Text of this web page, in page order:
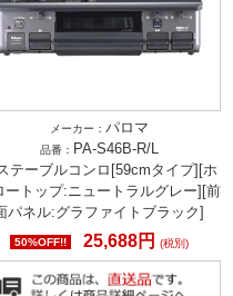
メーカー： パロマ
品番： PA-S46B-R/L
テーブルコンロ[59cmタイプ][ホ
ートップ:ニュートラルグレー][前
パネル:グラファイトブラック]
50%OFF!! 25,688円 (税別)